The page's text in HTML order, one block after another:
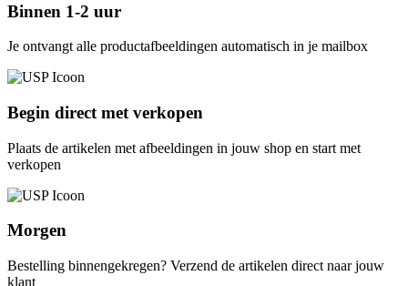
Binnen 1-2 uur
Je ontvangt alle productafbeeldingen automatisch in je mailbox
Begin direct met verkopen
Plaats de artikelen met afbeeldingen in jouw shop en start met
verkopen
Morgen
Bestelling binnengekregen? Verzend de artikelen direct naar jouw
klant